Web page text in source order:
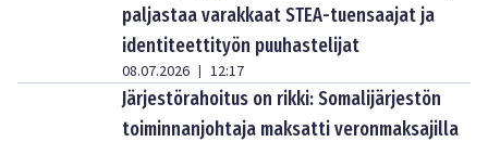
paljastaa varakkaat STEA-tuensaajat ja
identiteettityön puuhastelijat
08.07.2026 | 12:17
Järjestörahoitus on rikki: Somalijärjestön
toiminnanjohtaja maksatti veronmaksajilla